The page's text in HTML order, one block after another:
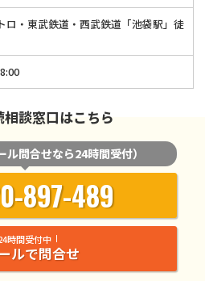
ロ・東武鉄道・西武鉄道「池袋駅」徒
談窓口はこちら
ル問合せなら24時間受付）
897-489
時間受付中
ルで問合せ